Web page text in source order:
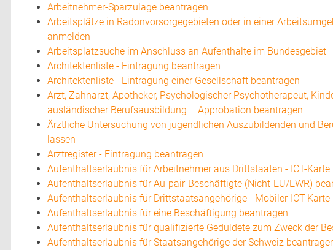
Arbeitnehmer-Sparzulage beantragen
Arbeitsplätze in Radonvorsorgegebieten oder in einer
anmelden
Arbeitsplatzsuche im Anschluss an Aufenthalte im Bundesgebiet
Architektenliste - Eintragung beantragen
Architektenliste - Eintragung einer Gesellschaft beantragen
Arzt, Zahnarzt, Apotheker, Psychologischer Psychotherapeut,
ausländischer Berufsausbildung – Approbation beantragen
Ärztliche Untersuchung von jugendlichen Auszubildenden und
lassen
Arztregister - Eintragung beantragen
Aufenthaltserlaubnis für Arbeitnehmer aus Drittstaaten - ICT-Karte
Aufenthaltserlaubnis für Au-pair-Beschäftigte (Nicht-EU/EWR)
Aufenthaltserlaubnis für Drittstaatsangehörige - Mobiler-ICT-Karte
Aufenthaltserlaubnis für eine Beschäftigung beantragen
Aufenthaltserlaubnis für qualifizierte Geduldete zum Zweck der
Aufenthaltserlaubnis für Staatsangehörige der Schweiz